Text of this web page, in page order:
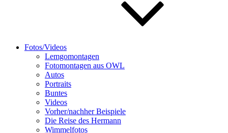
Fotos/Videos
Lemgomontagen
Fotomontagen aus OWL
Autos
Portraits
Buntes
Videos
Vorher/nachher Beispiele
Die Reise des Hermann
Wimmelfotos